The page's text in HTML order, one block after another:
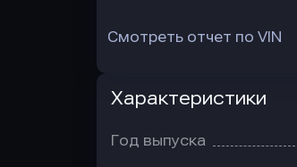
Смотреть отчет по VIN
Характеристики
Год выпуска